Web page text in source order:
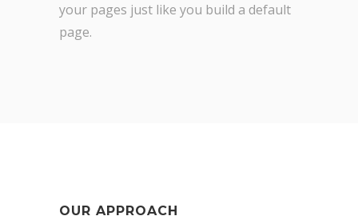
your pages just like you build a default
page.
OUR APPROACH